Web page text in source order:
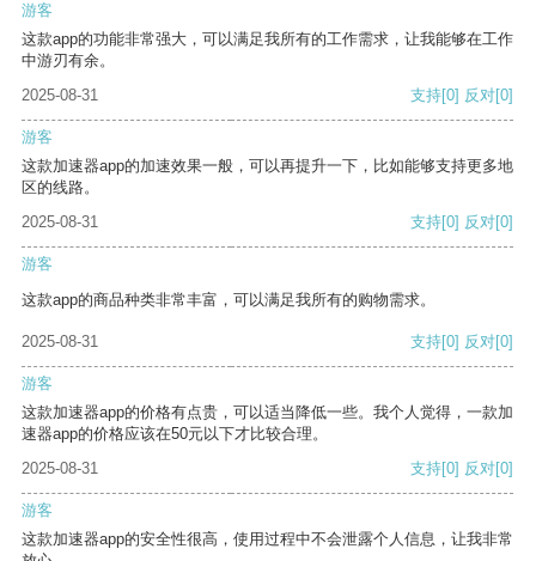
游客
这款app的功能非常强大，可以满足我所有的工作需求，让我能够在工作
中游刃有余。
2025-08-31
支持[0] 反对[0]
游客
这款加速器app的加速效果一般，可以再提升一下，比如能够支持更多地
区的线路。
2025-08-31
支持[0] 反对[0]
游客
这款app的商品种类非常丰富，可以满足我所有的购物需求。
2025-08-31 支持[0] 反对[0]
游客
这款加速器app的价格有点贵，可以适当降低一些。我个人觉得，一款加
速器app的价格应该在50元以下才比较合理。
2025-08-31
支持[0] 反对[0]
游客
这款加速器app的安全性很高，使用过程中不会泄露个人信息，让我非常